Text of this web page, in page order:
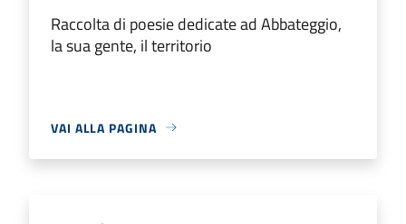
Raccolta di poesie dedicate ad Abbateggio,
la sua gente, il territorio
VAI ALLA PAGINA